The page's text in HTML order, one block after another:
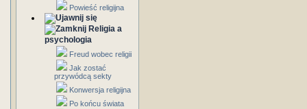
Powieść religijna
Religia a
psychologia
Freud wobec religii
Jak zostać
przywódcą sekty
Konwersja religijna
Po końcu świata